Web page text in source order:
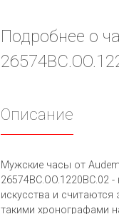
Подробнее о
Описание
Мужские часы от
26574BC.OO.1220BC.02
искусства и считаются
такими хронографами